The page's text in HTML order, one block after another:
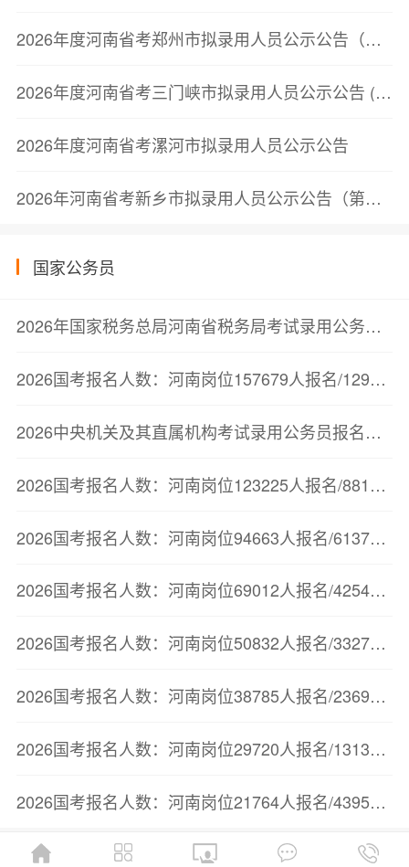
2026年度河南省考郑州市拟录用人员公示公告（第二批）
2026年度河南省考三门峡市拟录用人员公示公告 (第一批)
2026年度河南省考漯河市拟录用人员公示公告
2026年河南省考新乡市拟录用人员公示公告（第一批）
国家公务员
2026年国家税务总局河南省税务局考试录用公务员面试公告
2026国考报名人数：河南岗位157679人报名/129726人审核通过【截至10月23日17:00】
2026中央机关及其直属机构考试录用公务员报名人数较少职位（截至10月23日11点）
2026国考报名人数：河南岗位123225人报名/88175人审核通过【截至10月22日17:00】
2026国考报名人数：河南岗位94663人报名/61378人审核通过【截至10月21日17:00】
2026国考报名人数：河南岗位69012人报名/42545人审核通过【截至10月20日16:30】
2026国考报名人数：河南岗位50832人报名/33272人审核通过【截至10月19日20时】
2026国考报名人数：河南岗位38785人报名/23694人审核通过【截至10月18日20时】
2026国考报名人数：河南岗位29720人报名/13134人审核通过【截至10月17日17时】
2026国考报名人数：河南岗位21764人报名/4395人审核通过【截至10月16日17时】